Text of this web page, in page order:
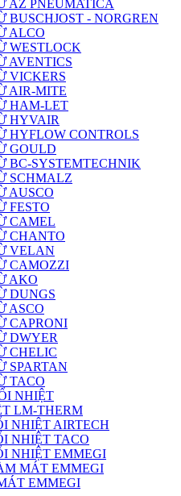
AZ PNEUMATICA
BUSCHJOST - NORGREN
ALCO
WESTLOCK
AVENTICS
VICKERS
AIR-MITE
HAM-LET
HYVAIR
HYFLOW CONTROLS
GOULD
BC-SYSTEMTECHNIK
SCHMALZ
AUSCO
FESTO
CAMEL
CHANTO
VELAN
CAMOZZI
AKO
DUNGS
ASCO
CAPRONI
DWYER
CHELIC
SPARTAN
TACO
NHIỆT
LM-THERM
NHIỆT AIRTECH
NHIỆT TACO
NHIỆT EMMEGI
MÁT EMMEGI
EMMEGI